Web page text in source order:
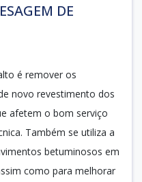
DE
é remover os
novo revestimento dos
afetem o bom serviço
Também se utiliza a
betuminosos em
como para melhorar